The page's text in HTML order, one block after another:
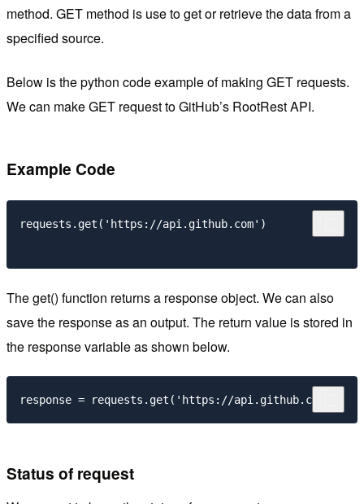
method. GET method is use to get or retrieve the data from a
specified source.
Below is the python code example of making GET requests.
We can make GET request to GitHub’s RootRest API.
Example Code
requests.get('https://api.github.com')
The get() function returns a response object. We can also
save the response as an output. The return value is stored in
the response variable as shown below.
Status of request